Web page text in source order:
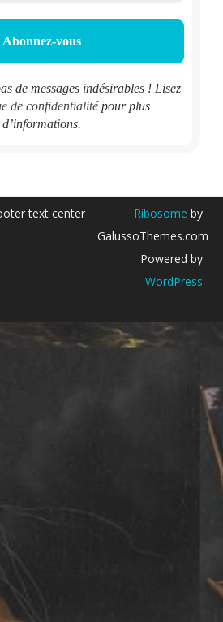
de messages indésirables ! Lisez
de confidentialitépour plus
d’informations.
text center Ribosome by
GalussoThemes.com
Powered by
WordPress